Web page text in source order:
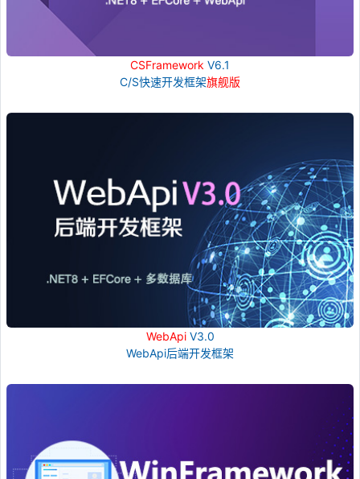
CSFramework V6.1
C/S快速开发框架旗舰版
WebApiV3.0
WebApi后端开发框架